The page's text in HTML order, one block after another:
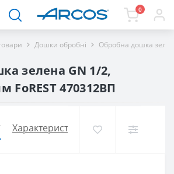
0
Дошки обробні Обробна дошка
зелена GN 1/2,
FoREST 470312ВП
Характеристики Доставка і